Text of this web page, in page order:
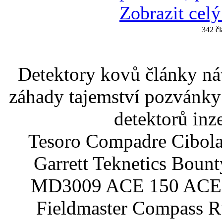
Zobrazit
342
Detektory kovů články
záhady tajemství
detektorů
Tesoro Compadre
Garrett Teknetics
MD3009 ACE 150
Fieldmaster Compass